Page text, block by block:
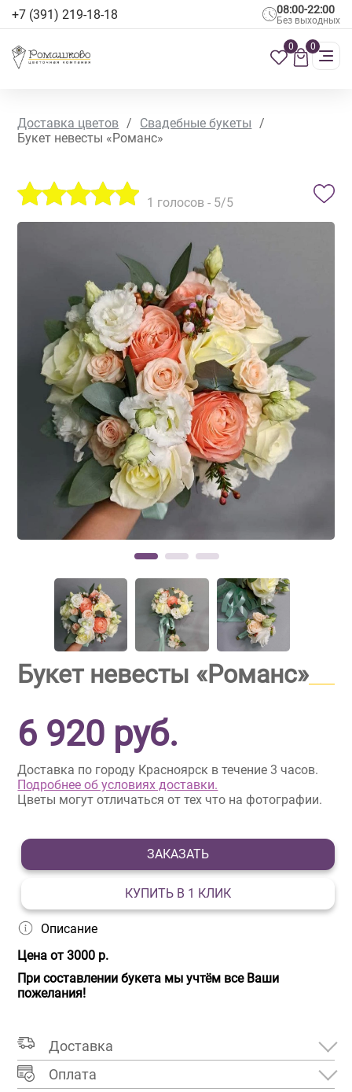
+7 (391) 219-18-18 08:00-22:00
Без выходных
0 0
Доставка цветов / Свадебные букеты
/
Букет невесты «Романс»
1 голосов - 5/5
Букет невесты «Романс»
6 920 руб.
Доставка по городу Красноярск в течение 3 часов.
Подробнее об условиях доставки.
Цветы могут отличаться от тех что на фотографии.
ЗАКАЗАТЬ
КУПИТЬ В 1 КЛИК
Описание
Цена от 3000 р.
При составлении букета мы учтём все Ваши
пожелания!
Доставка
Оплата